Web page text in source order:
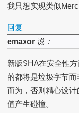
我只想实现类似
回复
emaxor说：
新版SHA在安全性
的都将是垃圾字节
而为，否则精心设
值产生碰撞。